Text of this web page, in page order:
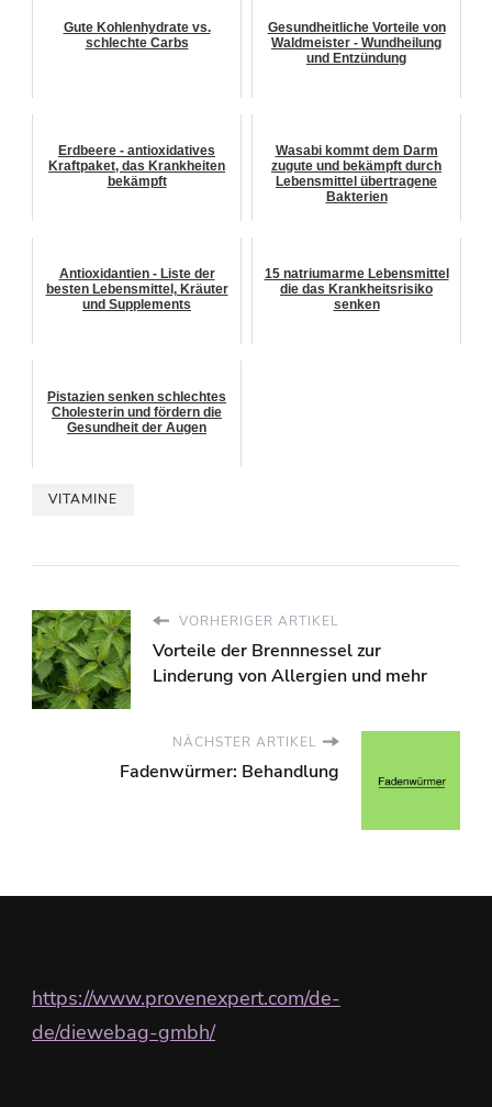
Gute Kohlenhydrate vs.
schlechte Carbs
Gesundheitliche Vorteile von
Waldmeister - Wundheilung
und Entzündung
Erdbeere - antioxidatives
Kraftpaket, das Krankheiten
bekämpft
Wasabi kommt dem Darm
zugute und bekämpft durch
Lebensmittel übertragene
Bakterien
Antioxidantien - Liste der
besten Lebensmittel, Kräuter
und Supplements
15 natriumarme Lebensmittel
die das Krankheitsrisiko
senken
Pistazien senken schlechtes
Cholesterin und fördern die
Gesundheit der Augen
VITAMINE
VORHERIGER ARTIKEL
Vorteile der Brennnessel zur
Linderung von Allergien und mehr
NÄCHSTER ARTIKEL
Fadenwürmer: Behandlung
https://www.provenexpert.com/de-
de/diewebag-gmbh/